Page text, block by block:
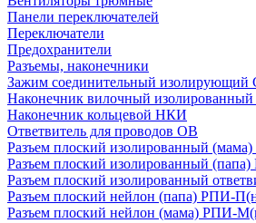
Панели переключателей
Переключатели
Предохранители
Разъемы, наконечники
Зажим соединительный изолирующий
Наконечник вилочный
Наконечник кольцевой НКИ
Ответвитель для проводов ОВ
Разъем плоский изолированный
Разъем плоский изолированный
Разъем плоский изолированный
Разъем плоский нейлон (папа) РПИ-
Разъем плоский нейлон (мама) РПИ-